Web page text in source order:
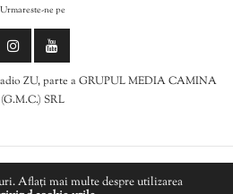
Urmareste-ne pe
ZU, parte a GRUPUL MEDIA CAMINA
(G.M.C.) SRL
de cookies
Aflați mai multe despre utilizarea